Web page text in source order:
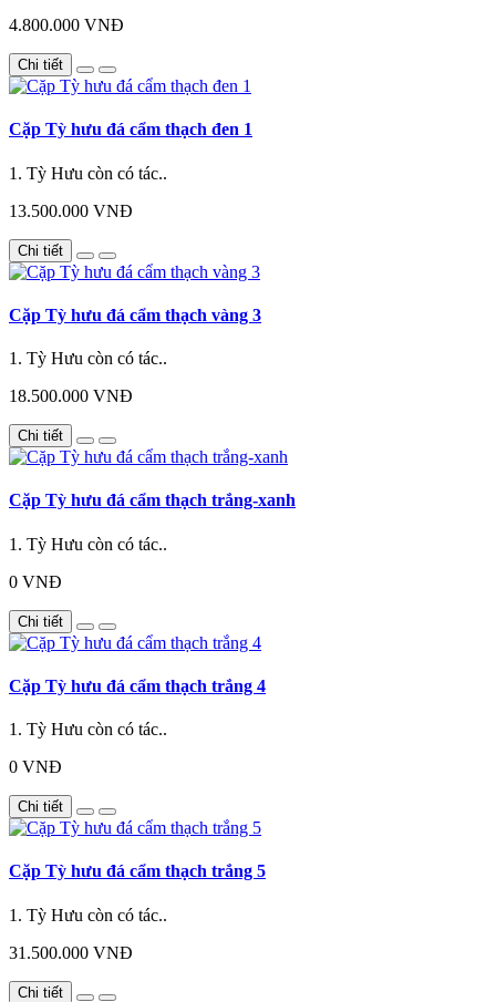
4.800.000 VNĐ
Chi tiết
Cặp Tỳ hưu đá cẩm thạch đen 1
1. Tỳ Hưu còn có tác..
13.500.000 VNĐ
Chi tiết
Cặp Tỳ hưu đá cẩm thạch vàng 3
1. Tỳ Hưu còn có tác..
18.500.000 VNĐ
Chi tiết
Cặp Tỳ hưu đá cẩm thạch trắng-xanh
1. Tỳ Hưu còn có tác..
0 VNĐ
Chi tiết
Cặp Tỳ hưu đá cẩm thạch trắng 4
1. Tỳ Hưu còn có tác..
0 VNĐ
Chi tiết
Cặp Tỳ hưu đá cẩm thạch trắng 5
1. Tỳ Hưu còn có tác..
31.500.000 VNĐ
Chi tiết